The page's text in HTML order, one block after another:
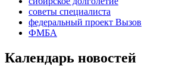
советы специалиста
федеральный проект Вызов
ФМБА
Календарь новостей